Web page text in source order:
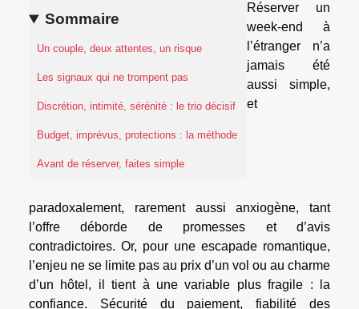
Sommaire
Un couple, deux attentes, un risque
Les signaux qui ne trompent pas
Discrétion, intimité, sérénité : le trio décisif
Budget, imprévus, protections : la méthode
Avant de réserver, faites simple
Réserver un
week-end à
l’étranger n’a
jamais été
aussi simple,
et
paradoxalement, rarement aussi anxiogène, tant
l’offre déborde de promesses et d’avis
contradictoires. Or, pour une escapade romantique,
l’enjeu ne se limite pas au prix d’un vol ou au charme
d’un hôtel, il tient à une variable plus fragile : la
confiance. Sécurité du paiement, fiabilité des